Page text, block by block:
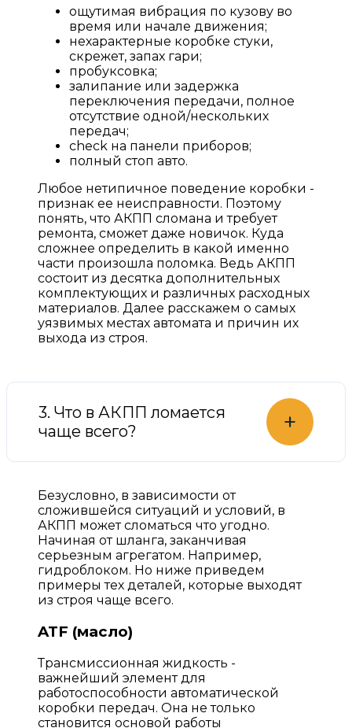
ощутимая вибрация по кузову во
время или начале движения;
нехарактерные коробке стуки,
скрежет, запах гари;
пробуксовка;
залипание или задержка
переключения передачи, полное
отсутствие одной/нескольких
передач;
check на панели приборов;
полный стоп авто.
Любое нетипичное поведение коробки -
признак ее неисправности. Поэтому
понять, что АКПП сломана и требует
ремонта, сможет даже новичок. Куда
сложнее определить в какой именно
части произошла поломка. Ведь АКПП
состоит из десятка дополнительных
комплектующих и различных расходных
материалов. Далее расскажем о самых
уязвимых местах автомата и причин их
выхода из строя.
3. Что в АКПП ломается
чаще всего?
+
Безусловно, в зависимости от
сложившейся ситуаций и условий, в
АКПП может сломаться что угодно.
Начиная от шланга, заканчивая
серьезным агрегатом. Например,
гидроблоком. Но ниже приведем
примеры тех деталей, которые выходят
из строя чаще всего.
ATF (масло)
Трансмиссионная жидкость -
важнейший элемент для
работоспособности автоматической
коробки передач. Она не только
становится основой работы